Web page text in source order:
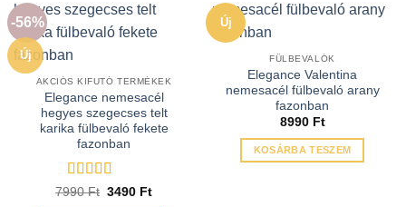
-56%
Új
AKCIÓS KIFUTÓ TERMÉKEK
Elegance nemesacél
hegyes szegecses telt
karika fülbevaló fekete
fazonban
Értékelés:5
7990Ft Original
3490 FtCurrent
Új
FÜLBEVALÓK
Elegance Valentina
nemesacél fülbevaló arany
fazonban
8990 Ft
KOSÁRBA TESZEM